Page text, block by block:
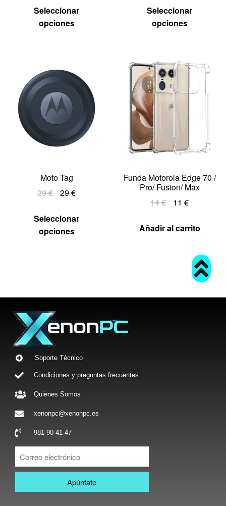
Seleccionar
opciones
Seleccionar
opciones
Moto Tag
39€ 29€
Seleccionar
opciones
Funda Motorola Edge 70 /
Pro/ Fusion/ Max
14€ 11 €
Añadir al carrito
Soporte Técnico
Condiciones y preguntas frecuentes
Quienes Somos
xenonpc@xenonpc.es
981 90 41 47
Apúntate